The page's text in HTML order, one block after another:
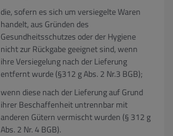
die, sofern es sich um versiegelte Waren
handelt, aus Gründen des
Gesundheitsschutzes oder der Hygiene
nicht zur Rückgabe geeignet sind, wenn
ihre Versiegelung nach der Lieferung
entfernt wurde (§312 g Abs. 2 Nr.3 BGB);
wenn diese nach der Lieferung auf Grund
ihrer Beschaffenheit untrennbar mit
anderen Gütern vermischt wurden (§ 312 g
Abs. 2 Nr. 4 BGB).